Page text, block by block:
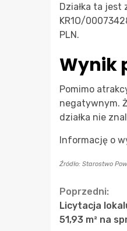
Działka ta
KR1O/
PLN.
Wynik
Pomimo
negatywnym.
działka nie
Informację o
Źródło: Starostwo
Poprzedni:
Licytacja
51,93 m² na